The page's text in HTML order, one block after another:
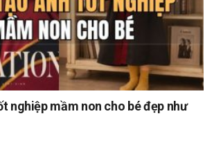
nghiệp mầm non cho bé đẹp như